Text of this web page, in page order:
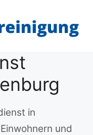
in
und